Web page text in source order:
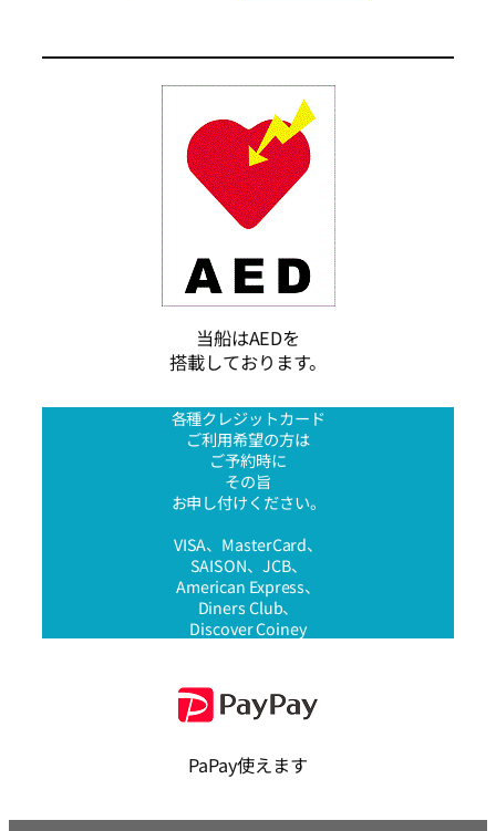
当船はAEDを
搭載しております。
各種クレジットカード
ご利用希望の方は
ご予約時に
その旨
お申し付けください。
VISA、MasterCard、
SAISON、JCB、
American Express、
Diners Club、
Discover Coiney
PaPay使えます